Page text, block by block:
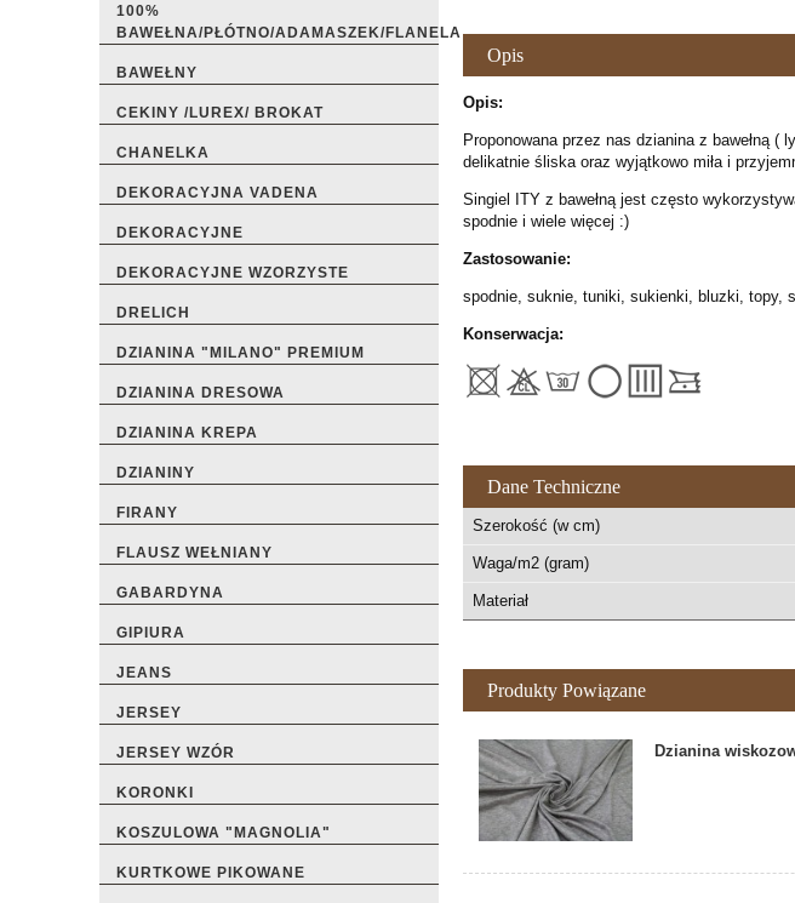
100%
BAWEŁNA/PŁÓTNO/ADAMASZEK/FLANELA
BAWEŁNY
CEKINY /LUREX/ BROKAT
CHANELKA
DEKORACYJNA VADENA
DEKORACYJNE
DEKORACYJNE WZORZYSTE
DRELICH
DZIANINA "MILANO" PREMIUM
DZIANINA DRESOWA
DZIANINA KREPA
DZIANINY
FIRANY
FLAUSZ WEŁNIANY
GABARDYNA
GIPIURA
JEANS
JERSEY
JERSEY WZÓR
KORONKI
KOSZULOWA "MAGNOLIA"
KURTKOWE PIKOWANE
Opis
Opis:
Proponowana przez nas dzianina z bawełną
delikatnie śliska oraz wyjątkowo miła i
Singiel ITY z bawełną jest często
spodnie i wiele więcej :)
Zastosowanie:
spodnie, suknie, tuniki, sukienki, bluzki, topy,
Konserwacja:
Dane Techniczne
Szerokość (w cm)
Waga/m2 (gram)
Materiał
Produkty Powiązane
Dzianina